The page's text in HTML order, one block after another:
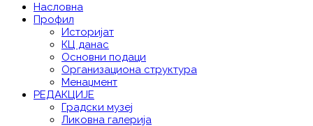
Насловна
Профил
Историјат
КЦ данас
Основни подаци
Организациона структура
Менаџмент
РЕДАКЦИЈЕ
Градски музеј
Ликовна галерија